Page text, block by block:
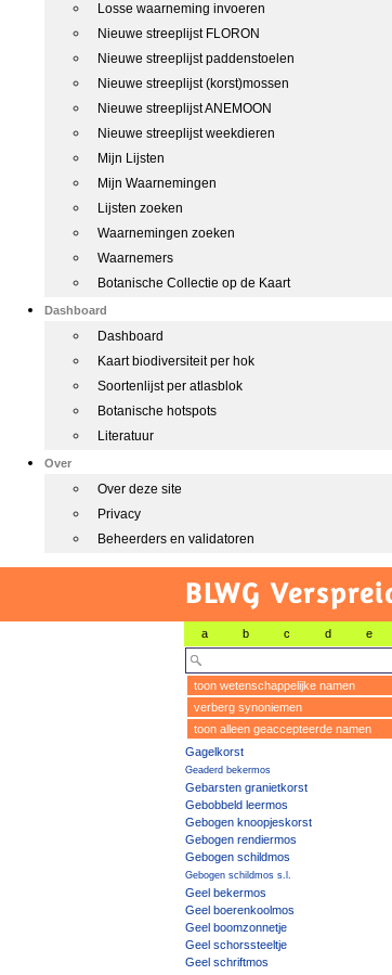
Losse waarneming invoeren
Nieuwe streeplijst FLORON
Nieuwe streeplijst paddenstoelen
Nieuwe streeplijst (korst)mossen
Nieuwe streeplijst ANEMOON
Nieuwe streeplijst weekdieren
Mijn Lijsten
Mijn Waarnemingen
Lijsten zoeken
Waarnemingen zoeken
Waarnemers
Botanische Collectie op de Kaart
Dashboard
Dashboard
Kaart biodiversiteit per hok
Soortenlijst per atlasblok
Botanische hotspots
Literatuur
Over
Over deze site
Privacy
Beheerders en validatoren
BLWG
a b c d e
toon wetenschappelijke namen
verberg synoniemen
toon alleen geaccepteerde namen
Gagelkorst
Geaderd bekermos
Gebarsten granietkorst
Gebobbeld leermos
Gebogen knoopjeskorst
Gebogen rendiermos
Gebogen schildmos
Gebogen schildmos s.l.
Geel bekermos
Geel boerenkoolmos
Geel boomzonnetje
Geel schorssteeltje
Geel schriftmos